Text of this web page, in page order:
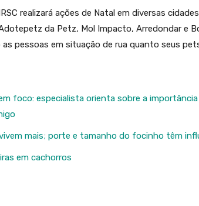
realizará ações de Natal em diversas
da Petz, Mol Impacto, Arredondar e
pessoas em situação de rua quanto seus
foco: especialista orienta sobre a
mais; porte e tamanho do focinho têm
em cachorros